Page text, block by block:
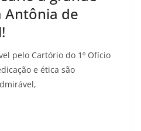
Antônia de
pelo Cartório do 1º Ofício
e ética são